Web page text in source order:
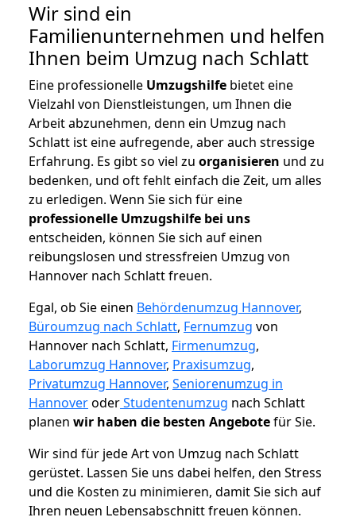
Wir sind ein
Familienunternehmen und helfen
Ihnen beim Umzug nach Schlatt
Eine professionelle Umzugshilfe bietet eine
Vielzahl von Dienstleistungen, um Ihnen die
Arbeit abzunehmen, denn ein Umzug nach
Schlatt ist eine aufregende, aber auch stressige
Erfahrung. Es gibt so viel zu organisieren und zu
bedenken, und oft fehlt einfach die Zeit, um alles
zu erledigen. Wenn Sie sich für eine
professionelle Umzugshilfe bei uns
entscheiden, können Sie sich auf einen
reibungslosen und stressfreien Umzug von
Hannover nach Schlatt freuen.
Egal, ob Sie einen Behördenumzug Hannover,
Büroumzug nach Schlatt, Fernumzug von
Hannover nach Schlatt, Firmenumzug,
Laborumzug Hannover, Praxisumzug,
Privatumzug Hannover, Seniorenumzug in
HannoveroderStudentenumzug nach Schlatt
planen wir haben die besten Angebotefür Sie.
Wir sind für jede Art von Umzug nach Schlatt
gerüstet. Lassen Sie uns dabei helfen, den Stress
und die Kosten zu minimieren, damit Sie sich auf
Ihren neuen Lebensabschnitt freuen können.